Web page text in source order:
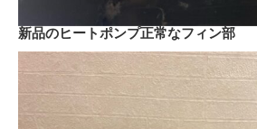
新品のヒートポンプ正常なフィン部